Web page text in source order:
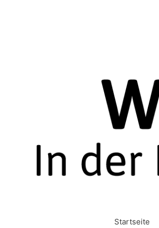
Startseite